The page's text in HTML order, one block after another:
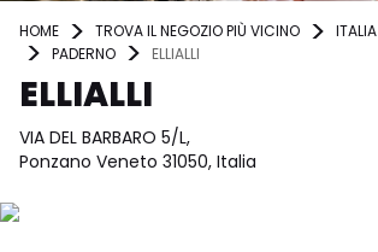
HOME TROVA IL NEGOZIO PIÙ VICINO ITALIA
PADERNO
ELLIALLI
ELLIALLI
VIA DEL BARBARO 5/L,
Ponzano Veneto 31050, Italia